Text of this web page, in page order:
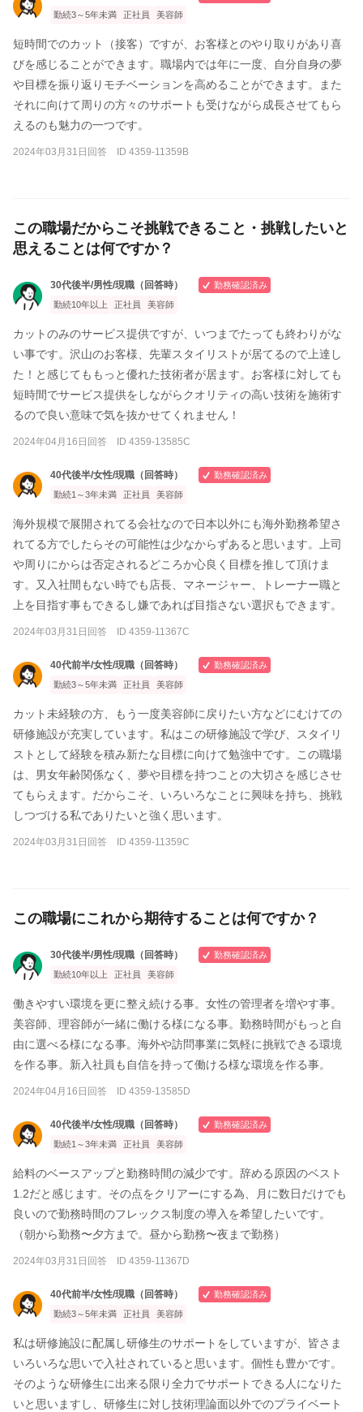
勤続3～5年未満 正社員 美容師
短時間でのカット（接客）ですが、お客様とのやり取りがあり喜
びを感じることができます。職場内では年に一度、自分自身の夢
や目標を振り返りモチベーションを高めることができます。また
それに向けて周りの方々のサポートも受けながら成長させてもら
えるのも魅力の一つです。
2024年03月31日回答 ID 4359-11359B
この職場だからこそ挑戦できること・挑戦したいと
思えることは何ですか？
30代後半/男性/現職（回答時）
勤務確認済み
勤続10年以上
正社員 美容師
カットのみのサービス提供ですが、いつまでたっても終わりがな
い事です。沢山のお客様、先輩スタイリストが居てるので上達し
た！と感じてももっと優れた技術者が居ます。お客様に対しても
短時間でサービス提供をしながらクオリティの高い技術を施術す
るので良い意味で気を抜かせてくれません！
2024年04月16日回答 ID 4359-13585C
40代後半/女性/現職（回答時）
勤務確認済み
勤続1～3年未満
正社員 美容師
海外規模で展開されてる会社なので日本以外にも海外勤務希望さ
れてる方でしたらその可能性は少なからずあると思います。上司
や周りにからは否定されるどころか心良く目標を推して頂けま
す。又入社間もない時でも店長、マネージャー、トレーナー職と
上を目指す事もできるし嫌であれば目指さない選択もできます。
2024年03月31日回答 ID 4359-11367C
40代前半/女性/現職（回答時）
勤務確認済み
勤続3～5年未満
正社員 美容師
カット未経験の方、もう一度美容師に戻りたい方などにむけての
研修施設が充実しています。私はこの研修施設で学び、スタイリ
ストとして経験を積み新たな目標に向けて勉強中です。この職場
は、男女年齢関係なく、夢や目標を持つことの大切さを感じさせ
てもらえます。だからこそ、いろいろなことに興味を持ち、挑戦
しつづける私でありたいと強く思います。
2024年03月31日回答 ID 4359-11359C
この職場にこれから期待することは何ですか？
30代後半/男性/現職（回答時）
勤務確認済み
勤続10年以上
正社員 美容師
働きやすい環境を更に整え続ける事。女性の管理者を増やす事。
美容師、理容師が一緒に働ける様になる事。勤務時間がもっと自
由に選べる様になる事。海外や訪問事業に気軽に挑戦できる環境
を作る事。新入社員も自信を持って働ける様な環境を作る事。
2024年04月16日回答 ID 4359-13585D
40代後半/女性/現職（回答時）
勤務確認済み
勤続1～3年未満
正社員 美容師
給料のベースアップと勤務時間の減少です。辞める原因のベスト
1.2だと感じます。その点をクリアーにする為、月に数日だけでも
良いので勤務時間のフレックス制度の導入を希望したいです。
（朝から勤務〜夕方まで。昼から勤務〜夜まで勤務）
2024年03月31日回答 ID 4359-11367D
40代前半/女性/現職（回答時）
勤務確認済み
勤続3～5年未満
正社員 美容師
私は研修施設に配属し研修生のサポートをしていますが、皆さま
いろいろな思いで入社されていると思います。個性も豊かです。
そのような研修生に出来る限り全力でサポートできる人になりた
いと思いますし、研修生に対し技術理論面以外でのプライベート